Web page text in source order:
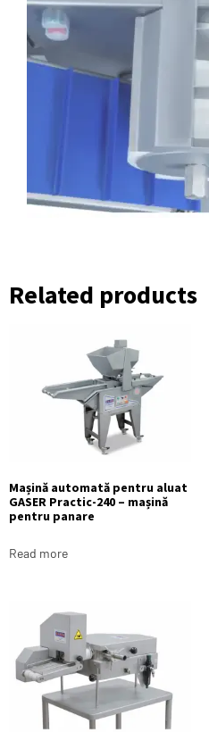
Related products
Mașină automată pentru aluat
GASER Practic-240 – mașină
pentru panare
Read more